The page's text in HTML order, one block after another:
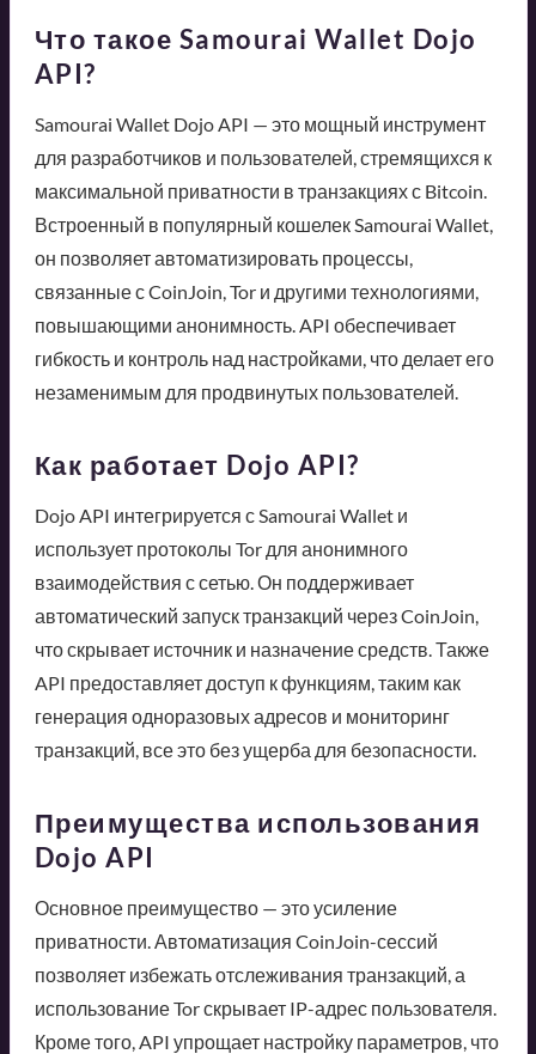
Что такое Samourai Wallet Dojo
API?
Samourai Wallet Dojo API — это мощный инструмент
для разработчиков и пользователей, стремящихся к
максимальной приватности в транзакциях с Bitcoin.
Встроенный в популярный кошелек Samourai Wallet,
он позволяет автоматизировать процессы,
связанные с CoinJoin, Tor и другими технологиями,
повышающими анонимность. API обеспечивает
гибкость и контроль над настройками, что делает его
незаменимым для продвинутых пользователей.
Как работает Dojo API?
Dojo API интегрируется с Samourai Wallet и
использует протоколы Tor для анонимного
взаимодействия с сетью. Он поддерживает
автоматический запуск транзакций через CoinJoin,
что скрывает источник и назначение средств. Также
API предоставляет доступ к функциям, таким как
генерация одноразовых адресов и мониторинг
транзакций, все это без ущерба для безопасности.
Преимущества использования
Dojo API
Основное преимущество — это усиление
приватности. Автоматизация CoinJoin-сессий
позволяет избежать отслеживания транзакций, а
использование Tor скрывает IP-адрес пользователя.
Кроме того, API упрощает настройку параметров, что